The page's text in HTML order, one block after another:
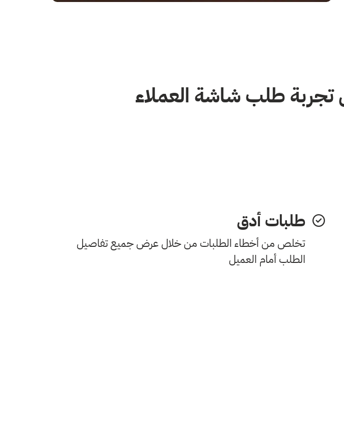
تجربة طلب شاشة العملاء
طلبات أدق
تخلص من أخطاء الطلبات من خلال عرض جميع تفاصيل
الطلب أمام العميل